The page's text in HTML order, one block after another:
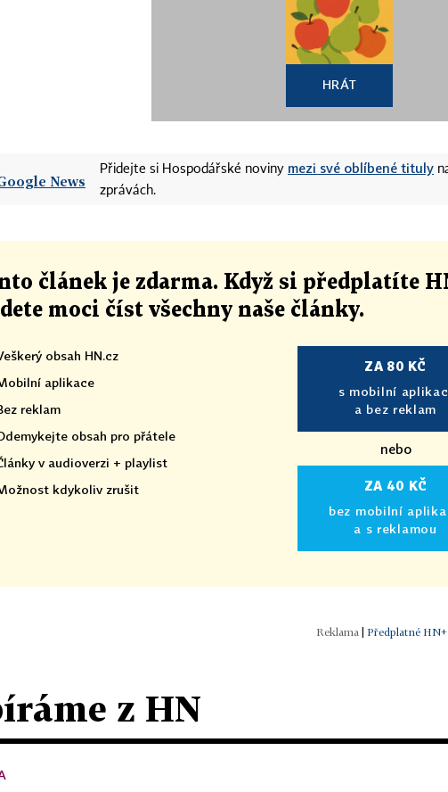
HRÁT
Přidejte si Hospodářské noviny mezi své oblíbené tituly
zprávách.
článek je zdarma. Když si předplatíte
moci číst všechny naše články.
obsah HN.cz
aplikace
reklam
obsah pro přátele
v audioverzi + playlist
kdykoliv zrušit
ZA 80 KČ
s mobilní
a bez reklam
nebo
ZA 40 KČ
bez mobilní
a s reklamou
| Předplatné HN+
z HN